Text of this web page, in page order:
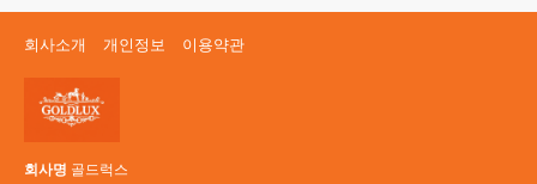
회사소개 개인정보 이용약관
회사명 골드럭스